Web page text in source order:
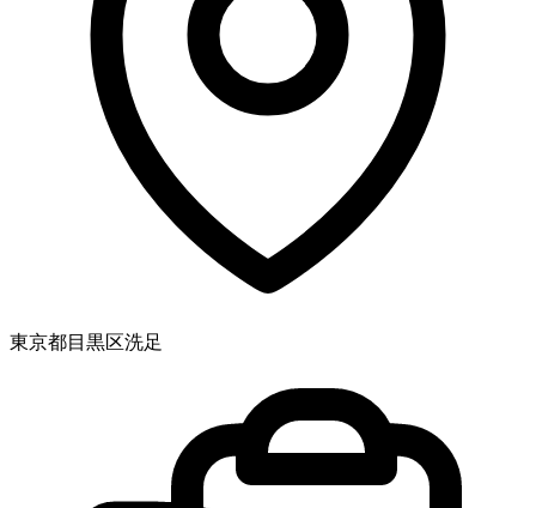
東京都目黒区洗足